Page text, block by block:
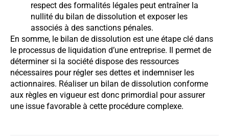
respect des formalités légales peut entraîner la
nullité du bilan de dissolution et exposer les
associés à des sanctions pénales.
En somme, le bilan de dissolution est une étape clé dans
le processus de liquidation d’une entreprise. Il permet de
déterminer si la société dispose des ressources
nécessaires pour régler ses dettes et indemniser les
actionnaires. Réaliser un bilan de dissolution conforme
aux règles en vigueur est donc primordial pour assurer
une issue favorable à cette procédure complexe.